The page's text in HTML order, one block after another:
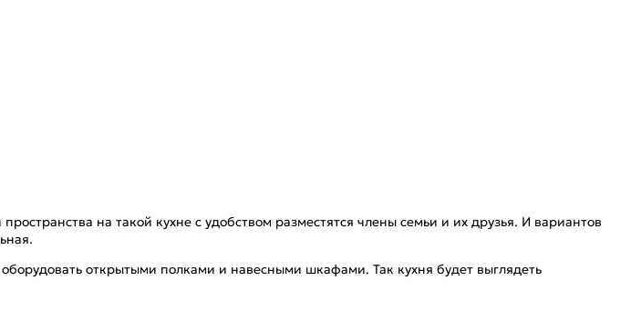
на такой кухне с удобством разместятся члены семьи и их друзья. И вариантов
открытыми полками и навесными шкафами. Так кухня будет выглядеть